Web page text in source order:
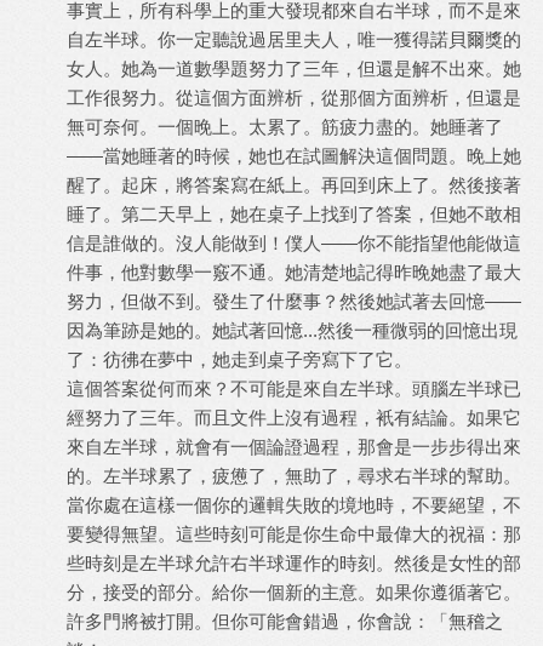
事實上，所有科學上的重大發現都來自右半球，而不是來
自左半球。你一定聽說過居里夫人，唯一獲得諾貝爾獎的
女人。她為一道數學題努力了三年，但還是解不出來。她
工作很努力。從這個方面辨析，從那個方面辨析，但還是
無可奈何。一個晚上。太累了。筋疲力盡的。她睡著了
——當她睡著的時候，她也在試圖解決這個問題。晚上她
醒了。起床，將答案寫在紙上。再回到床上了。然後接著
睡了。第二天早上，她在桌子上找到了答案，但她不敢相
信是誰做的。沒人能做到！僕人——你不能指望他能做這
件事，他對數學一竅不通。她清楚地記得昨晚她盡了最大
努力，但做不到。發生了什麼事？然後她試著去回憶——
因為筆跡是她的。她試著回憶...然後一種微弱的回憶出現
了：彷彿在夢中，她走到桌子旁寫下了它。
這個答案從何而來？不可能是來自左半球。頭腦左半球已
經努力了三年。而且文件上沒有過程，衹有結論。如果它
來自左半球，就會有一個論證過程，那會是一步步得出來
的。左半球累了，疲憊了，無助了，尋求右半球的幫助。
當你處在這樣一個你的邏輯失敗的境地時，不要絕望，不
要變得無望。這些時刻可能是你生命中最偉大的祝福：那
些時刻是左半球允許右半球運作的時刻。然後是女性的部
分，接受的部分。給你一個新的主意。如果你遵循著它。
許多門將被打開。但你可能會錯過，你會說：「無稽之